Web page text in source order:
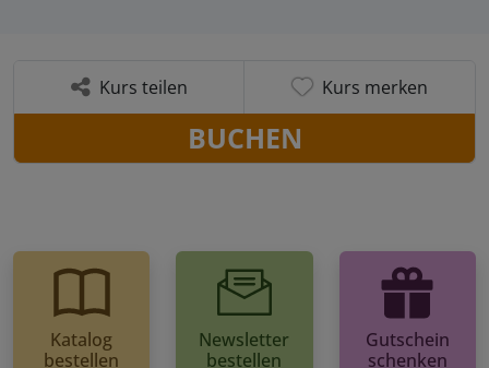
Kurs teilen Kurs merken
BUCHEN
Katalog
bestellen
Newsletter
bestellen
Gutschein
schenken